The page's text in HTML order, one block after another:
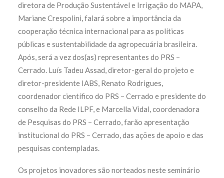
diretora de Produção Sustentável e Irrigação do MAPA,
Mariane Crespolini, falará sobre a importância da
cooperação técnica internacional para as políticas
públicas e sustentabilidade da agropecuária brasileira.
Após, será a vez dos(as) representantes do PRS –
Cerrado. Luís Tadeu Assad, diretor-geral do projeto e
diretor-presidente IABS, Renato Rodrigues,
coordenador científico do PRS – Cerrado e presidente do
conselho da Rede ILPF, e Marcella Vidal, coordenadora
de Pesquisas do PRS – Cerrado, farão apresentação
institucional do PRS – Cerrado, das ações de apoio e das
pesquisas contempladas.
Os projetos inovadores são norteados neste seminário